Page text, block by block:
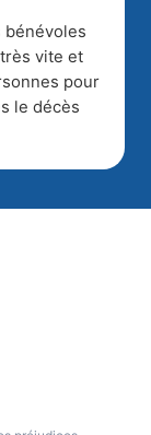
bénévoles
vite et
pour
le décès